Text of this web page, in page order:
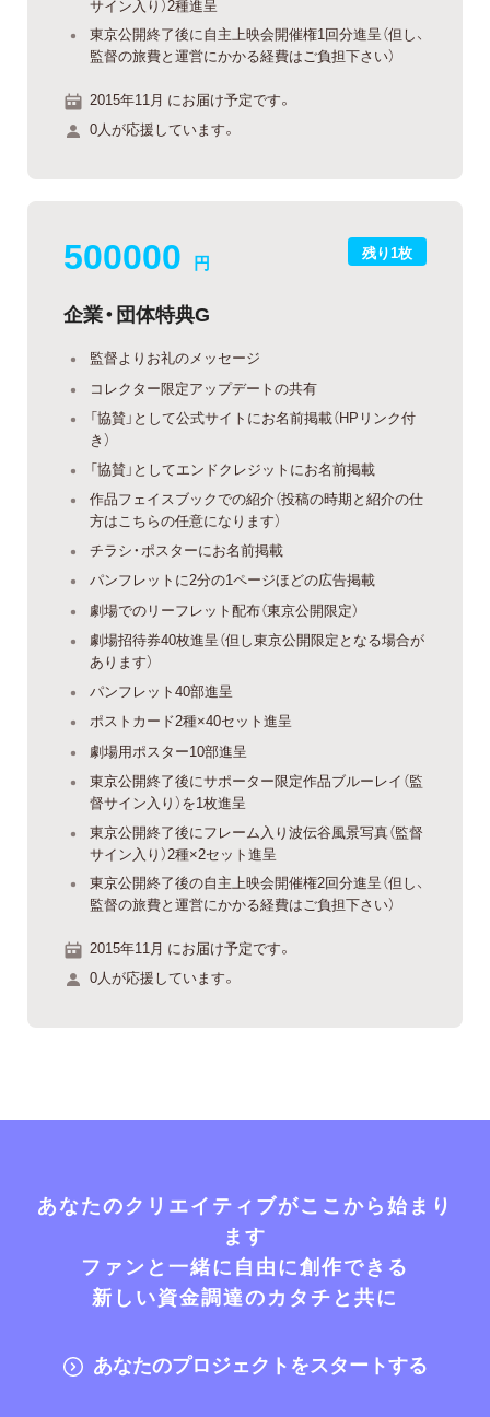
サイン入り）2種進呈
東京公開終了後に自主上映会開催権1回分進呈（但し、
監督の旅費と運営にかかる経費はご負担下さい）
2015年11月 にお届け予定です。
0人が応援しています。
残り1枚
500000 円
企業・団体特典G
監督よりお礼のメッセージ
コレクター限定アップデートの共有
「協賛」として公式サイトにお名前掲載（HPリンク付
き）
「協賛」としてエンドクレジットにお名前掲載
作品フェイスブックでの紹介（投稿の時期と紹介の仕
方はこちらの任意になります）
チラシ・ポスターにお名前掲載
パンフレットに2分の1ページほどの広告掲載
劇場でのリーフレット配布（東京公開限定）
劇場招待券40枚進呈（但し東京公開限定となる場合が
あります）
パンフレット40部進呈
ポストカード2種×40セット進呈
劇場用ポスター10部進呈
東京公開終了後にサポーター限定作品ブルーレイ（監
督サイン入り）を1枚進呈
東京公開終了後にフレーム入り波伝谷風景写真（監督
サイン入り）2種×2セット進呈
東京公開終了後の自主上映会開催権2回分進呈（但し、
監督の旅費と運営にかかる経費はご負担下さい）
2015年11月 にお届け予定です。
0人が応援しています。
あなたのクリエイティブがここから始まり
ます
ファンと一緒に自由に創作できる
新しい資金調達のカタチと共に
あなたのプロジェクトをスタートする